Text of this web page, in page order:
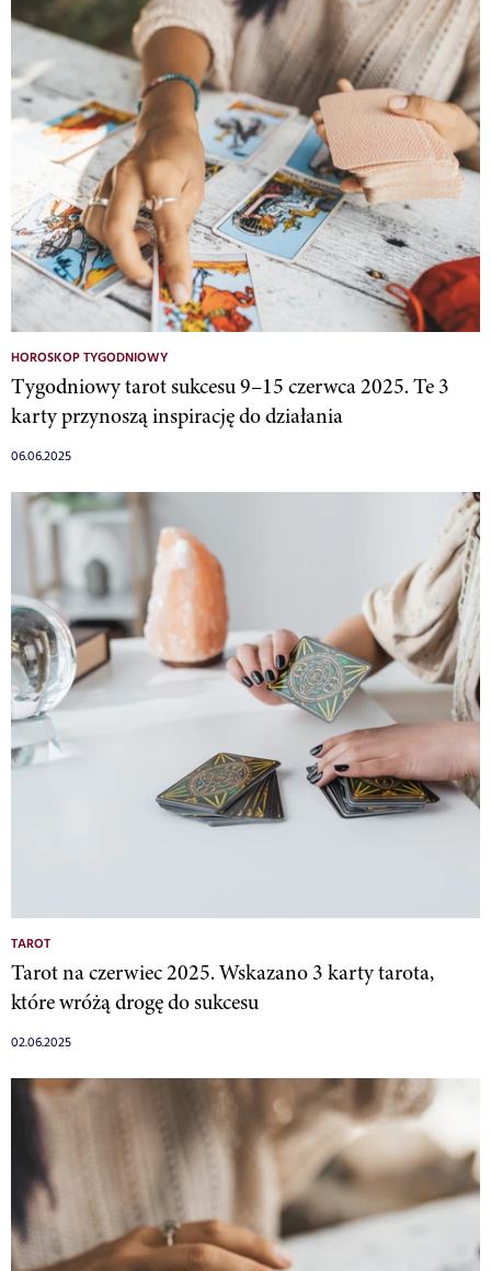
HOROSKOP TYGODNIOWY
Tygodniowy tarot sukcesu 9–15 czerwca 2025. Te 3
karty przynoszą inspirację do działania
06.06.2025
TAROT
Tarot na czerwiec 2025. Wskazano 3 karty tarota,
które wróżą drogę do sukcesu
02.06.2025